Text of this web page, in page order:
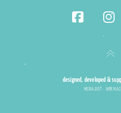
designed, developed &
MEDIA.DOT - WIR